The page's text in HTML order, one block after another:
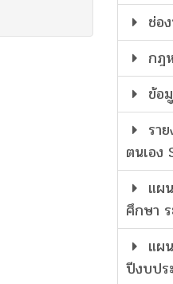
ช่อ
กฎ
ข้อ
รา
ตนเอง
แผ
ศึกษา
แผ
ปีงบปร